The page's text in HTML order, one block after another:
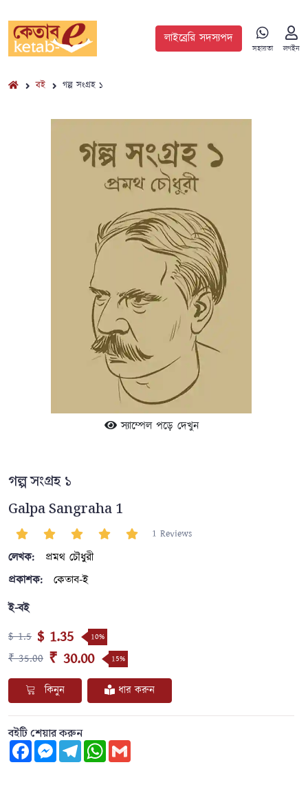
লাইব্রেরি সদস্যপদ
সহায়তা লগইন
বই গল্প সংগ্রহ ১
স্যাম্পেল পড়ে দেখুন
গল্প সংগ্রহ ১
Galpa Sangraha 1
1 Reviews
লেখক:
প্রমথ চৌধুরী
প্রকাশক:
কেতাব-ই
ই-বই
$ 1.5 $ 1.35 10%
₹ 35.00 ₹ 30.00 15%
কিনুন ধার করুন
বইটি শেয়ার করুন
FacebookMessengerTelegramWhatsApp